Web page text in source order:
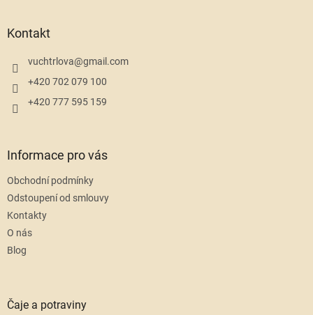
Kontakt
vuchtrlova@gmail.com
+420 702 079 100
+420 777 595 159
Informace pro vás
Obchodní podmínky
Odstoupení od smlouvy
Kontakty
O nás
Blog
Čaje a potraviny